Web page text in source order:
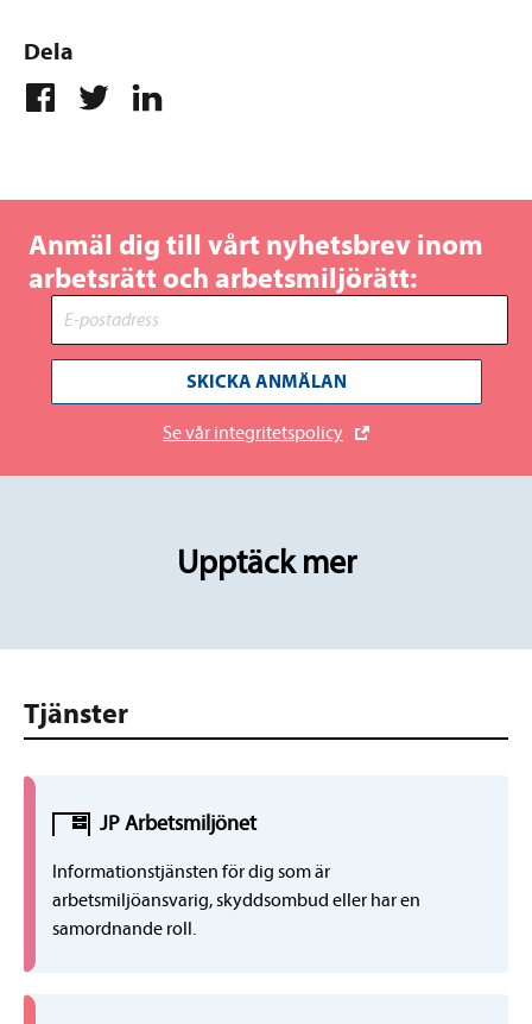
Dela
Anmäl dig till vårt nyhetsbrev inom
arbetsrätt och arbetsmiljörätt:
SKICKA ANMÄLAN
Se vår integritetspolicy
Upptäck mer
Tjänster
JPArbetsmiljönet
Informationstjänsten för dig som är
arbetsmiljöansvarig, skyddsombud eller har en
samordnande roll.